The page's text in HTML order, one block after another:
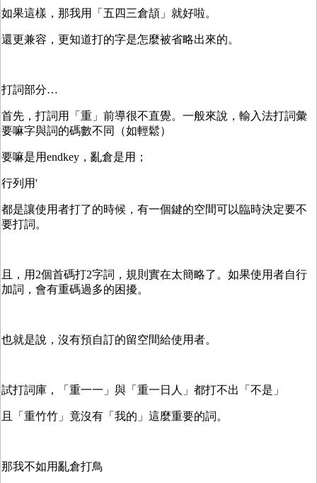
如果這樣，那我用「五四三倉頡」就好啦。
還更兼容，更知道打的字是怎麼被省略出來的。
打詞部分…
首先，打詞用「重」前導很不直覺。一般來說，輸入法打詞彙
要嘛字與詞的碼數不同（如輕鬆）
要嘛是用endkey，亂倉是用；
行列用'
都是讓使用者打了的時候，有一個鍵的空間可以臨時決定要不
要打詞。
且，用2個首碼打2字詞，規則實在太簡略了。如果使用者自行
加詞，會有重碼過多的困擾。
也就是說，沒有預自訂的留空間給使用者。
試打詞庫，「重一一」與「重一日人」都打不出「不是」
且「重竹竹」竟沒有「我的」這麼重要的詞。
那我不如用亂倉打鳥